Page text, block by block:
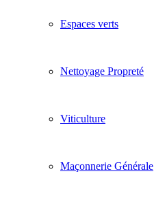
Espaces verts
Nettoyage Propreté
Viticulture
Maçonnerie Générale